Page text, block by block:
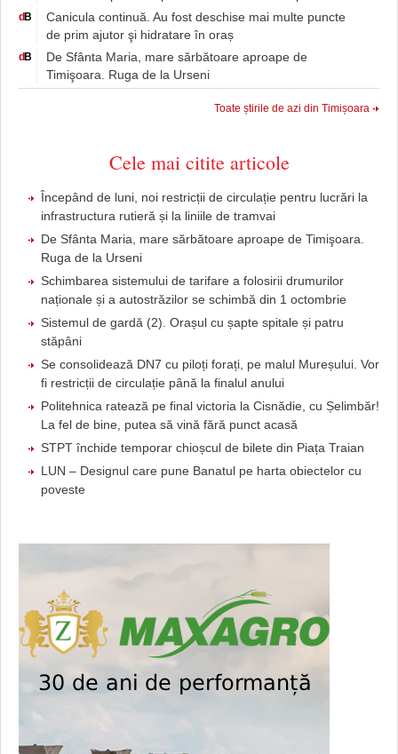
dB
Canicula continuă. Au fost deschise mai multe puncte
de prim ajutor şi hidratare în oraș
dB
De Sfânta Maria, mare sărbătoare aproape de
Timişoara. Ruga de la Urseni
Toate știrile de azi din Timișoara
Cele mai citite articole
Începând de luni, noi restricții de circulație pentru lucrări la
infrastructura rutieră și la liniile de tramvai
De Sfânta Maria, mare sărbătoare aproape de Timişoara.
Ruga de la Urseni
Schimbarea sistemului de tarifare a folosirii drumurilor
naționale și a autostrăzilor se schimbă din 1 octombrie
Sistemul de gardă (2). Orașul cu șapte spitale și patru
stăpâni
Se consolidează DN7 cu piloți forați, pe malul Mureșului. Vor
fi restricții de circulație până la finalul anului
Politehnica ratează pe final victoria la Cisnădie, cu Șelimbăr!
La fel de bine, putea să vină fără punct acasă
STPT închide temporar chioșcul de bilete din Piața Traian
LUN – Designul care pune Banatul pe harta obiectelor cu
poveste